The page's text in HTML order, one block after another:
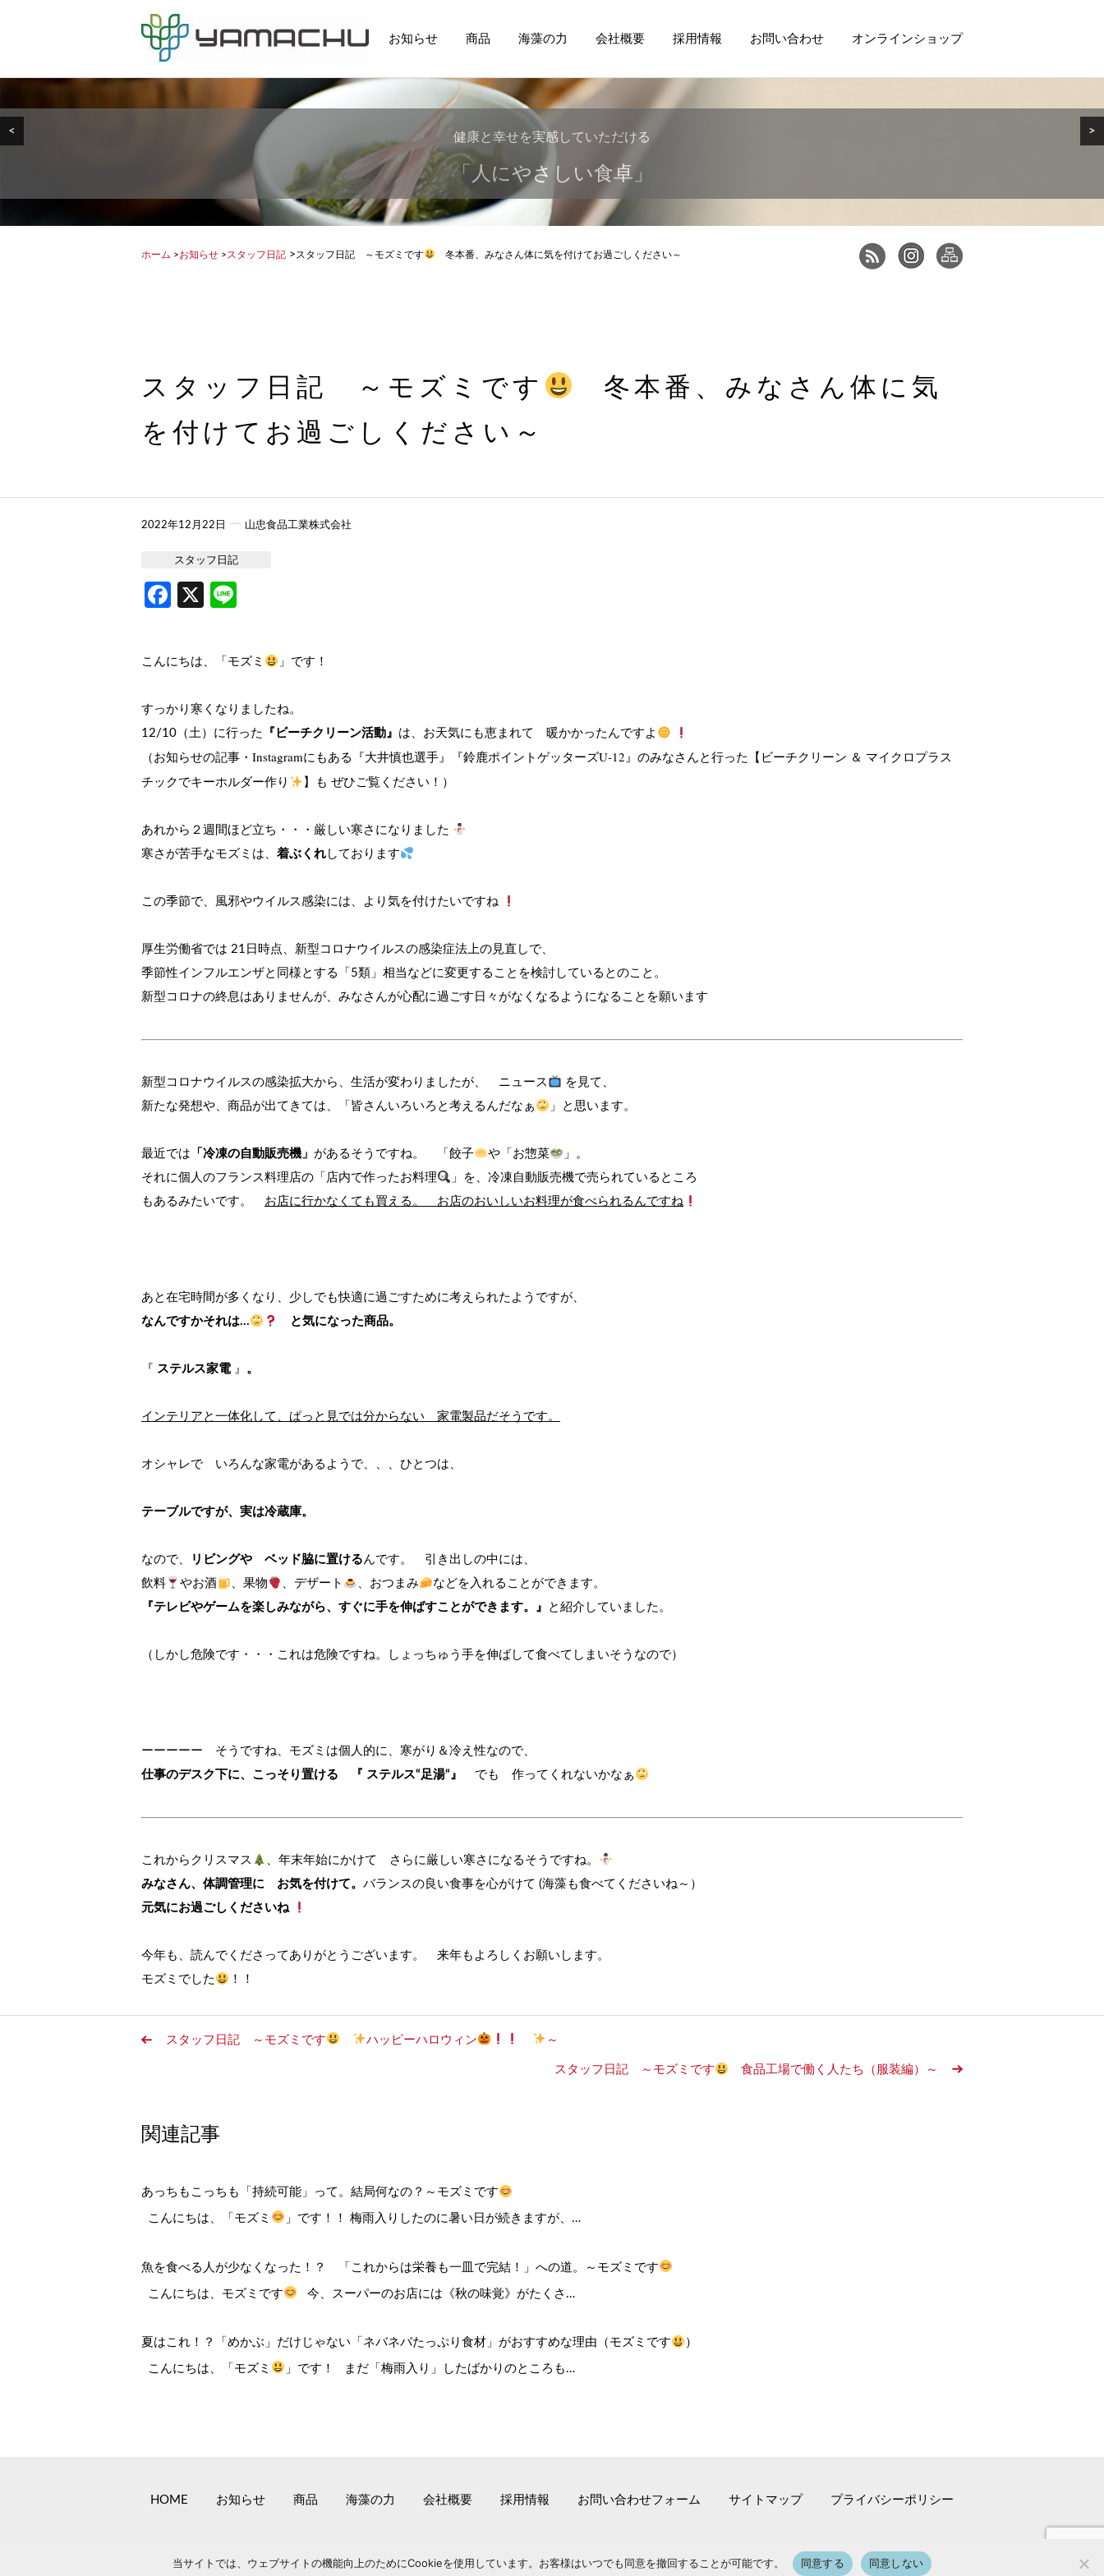
健康と幸せを実感していただける
「人にやさしい食卓」
美しい地球から食卓へ・・・
健康を支える食品を
安心・安全で美味しい
もずく・めかぶを
< >
お知らせ 商品 海藻の力 会社概要 採用情報 お問い合わせ オンラインショップ
ホーム >お知らせ > スタッフ日記 > スタッフ日記 ～モズミです 冬本番、みなさん体に気を付けてお過ごしください～
スタッフ日記 ～モズミです
冬本番、みなさん体に気
を付けてお過ごしください～
2022年12月22日 ー 山忠食品工業株式会社
スタッフ日記
Facebook
X
こんにちは、「モズミ 」です！
すっかり寒くなりましたね。
12/10（土）に行った
『ビーチクリーン活動』 は、お天気にも恵まれて 暖かかったんですよ
（お知らせの記事・Instagramにもある 『大井慎也選手』『鈴鹿ポイントゲッターズU-12』のみなさんと行った 【ビーチクリーン ＆ マイクロプラス
チックでキーホルダー作り
】も ぜひご覧ください！）
あれから２週間ほど立ち・・・厳しい寒さになりました
寒さが苦手なモズミは、 着ぶくれしております
この季節で、風邪やウイルス感染には、より気を付けたいですね
厚生労働省では 21日時点、新型コロナウイルスの感染症法上の見直しで、
季節性インフルエンザと同様とする「5類」相当などに変更することを検討しているとのこと。
新型コロナの終息はありませんが、みなさんが心配に過ごす日々がなくなるようになることを願います
新型コロナウイルスの感染拡大から、生活が変わりましたが、 ニュース
を見て、
新たな発想や、商品が出てきては、「皆さんいろいろと考えるんだなぁ
」と思います。
最近では 「冷凍の自動販売機」 があるそうですね。 「餃子 や「お惣菜
」。
それに個人のフランス料理店の「店内で作ったお料理
」を、冷凍自動販売機で売られているところ
もあるみたいです。 お店に行かなくても買える。 お店のおいしいお料理が食べられるんですね
あと在宅時間が多くなり、少しでも快適に過ごすために考えられたようですが、
なんですかそれは…
と気になった商品。
『 ステルス家電 』 。
インテリアと一体化して、ぱっと見では分からない 家電製品だそうです。
オシャレで いろんな家電があるようで、、、ひとつは、
テーブルですが、実は冷蔵庫。
なので、 リビングや ベッド脇に置けるんです。 引き出しの中には、
飲料
やお酒 、果物 、デザート 、おつまみ
などを入れることができます。
『テレビやゲームを楽しみながら、すぐに手を伸ばすことができます。』
と紹介していました。
（しかし危険です・・・これは危険ですね。しょっちゅう手を伸ばして食べてしまいそうなので）
ーーーーー そうですね、モズミは個人的に、寒がり＆冷え性なので、
仕事のデスク下に、こっそり置ける 『 ステルス“足湯“』 でも 作ってくれないかなぁ
これからクリスマス
、年末年始にかけて さらに厳しい寒さになるそうですね。
みなさん、体調管理に お気を付けて。 バランスの良い食事を心がけて (海藻も食べてくださいね～）
元気にお過ごしくださいね
今年も、読んでくださってありがとうございます。 来年もよろしくお願いします。
モズミでした
！！
スタッフ日記 ～モズミです ハッピーハロウィン ～
スタッフ日記 ～モズミです 食品工場で働く人たち（服装編）～
関連記事
あっちもこっちも「持続可能」って。結局何なの？～モズミです
こんにちは、「モズミ 」です！！ 梅雨入りしたのに暑い日が続きますが、…
魚を食べる人が少なくなった！？ 「これからは栄養も一皿で完結！」への道。～モズミです
こんにちは、モズミです 今、スーパーのお店には《秋の味覚》がたくさ…
夏はこれ！？「めかぶ」だけじゃない「ネバネバたっぷり食材」がおすすめな理由（モズミです ）
こんにちは、「モズミ 」です！ まだ「梅雨入り」したばかりのところも…
HOME お知らせ 商品 海藻の力 会社概要 採用情報 お問い合わせフォーム サイトマップ プライバシーポリシー
copyright ©山忠食品工業株式会社all rights reserved.
当サイトでは、ウェブサイトの機能向上のためにCookieを使用しています。お客様はいつでも同意を撤回することが可能です。 同意する 同意しない